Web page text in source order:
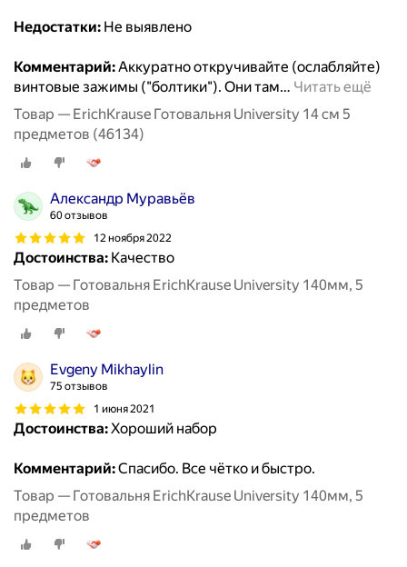
Недостатки: Не выявлено
Комментарий:Аккуратно откручивайте (ослабляйте)
винтовые зажимы ("болтики"). Они там… Читать ещё
Товар — ErichKrause Готовальня University 14 см 5
предметов (46134)
Александр Муравьёв
60 отзывов
12 ноября 2022
Достоинства: Качество
Товар — Готовальня ErichKrause University 140мм, 5
предметов
Evgeny Mikhaylin
75 отзывов
1 июня 2021
Достоинства:Хороший набор
Комментарий:Спасибо. Все чётко и быстро.
Товар — Готовальня ErichKrause University 140мм, 5
предметов